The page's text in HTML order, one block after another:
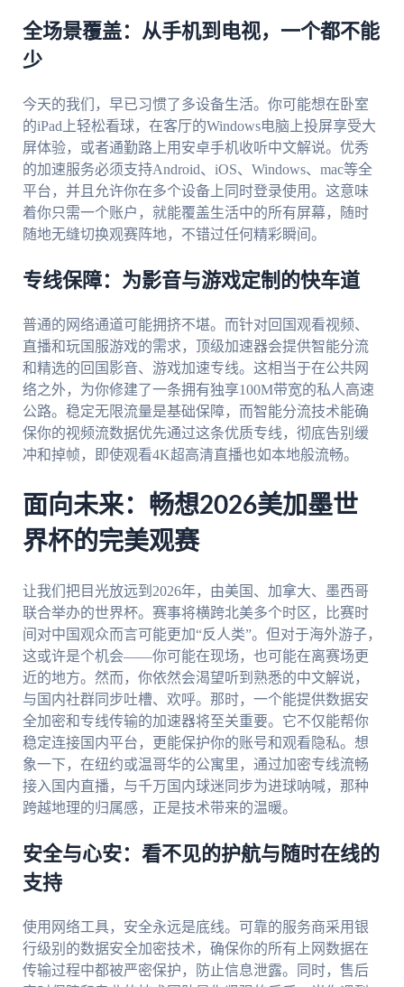
全场景覆盖：从手机到电视，一个都不能
少
今天的我们，早已习惯了多设备生活。你可能想在卧室
的iPad上轻松看球，在客厅的Windows电脑上投屏享受大
屏体验，或者通勤路上用安卓手机收听中文解说。优秀
的加速服务必须支持Android、iOS、Windows、mac等全
平台，并且允许你在多个设备上同时登录使用。这意味
着你只需一个账户，就能覆盖生活中的所有屏幕，随时
随地无缝切换观赛阵地，不错过任何精彩瞬间。
专线保障：为影音与游戏定制的快车道
普通的网络通道可能拥挤不堪。而针对回国观看视频、
直播和玩国服游戏的需求，顶级加速器会提供智能分流
和精选的回国影音、游戏加速专线。这相当于在公共网
络之外，为你修建了一条拥有独享100M带宽的私人高速
公路。稳定无限流量是基础保障，而智能分流技术能确
保你的视频流数据优先通过这条优质专线，彻底告别缓
冲和掉帧，即使观看4K超高清直播也如本地般流畅。
面向未来：畅想2026美加墨世
界杯的完美观赛
让我们把目光放远到2026年，由美国、加拿大、墨西哥
联合举办的世界杯。赛事将横跨北美多个时区，比赛时
间对中国观众而言可能更加“反人类”。但对于海外游子，
这或许是个机会——你可能在现场，也可能在离赛场更
近的地方。然而，你依然会渴望听到熟悉的中文解说，
与国内社群同步吐槽、欢呼。那时，一个能提供数据安
全加密和专线传输的加速器将至关重要。它不仅能帮你
稳定连接国内平台，更能保护你的账号和观看隐私。想
象一下，在纽约或温哥华的公寓里，通过加密专线流畅
接入国内直播，与千万国内球迷同步为进球呐喊，那种
跨越地理的归属感，正是技术带来的温暖。
安全与心安：看不见的护航与随时在线的
支持
使用网络工具，安全永远是底线。可靠的服务商采用银
行级别的数据安全加密技术，确保你的所有上网数据在
传输过程中都被严密保护，防止信息泄露。同时，售后